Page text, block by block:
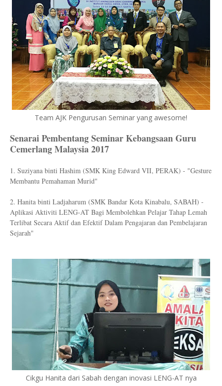
Team AJK Pengurusan Seminar yang awesome!
Senarai Pembentang Seminar Kebangsaan Guru
Cemerlang Malaysia 2017
1. Suziyana binti Hashim (SMK King Edward VII, PERAK) - "Gesture
Membantu Pemahaman Murid"
2. Hanita binti Ladjaharum (SMK Bandar Kota Kinabalu, SABAH) -
Aplikasi Aktiviti LENG-AT Bagi Membolehkan Pelajar Tahap Lemah
Terlibat Secara Aktif dan Efektif Dalam Pengajaran dan Pembelajaran
Sejarah"
Cikgu Hanita dari Sabah dengan inovasi LENG-AT nya